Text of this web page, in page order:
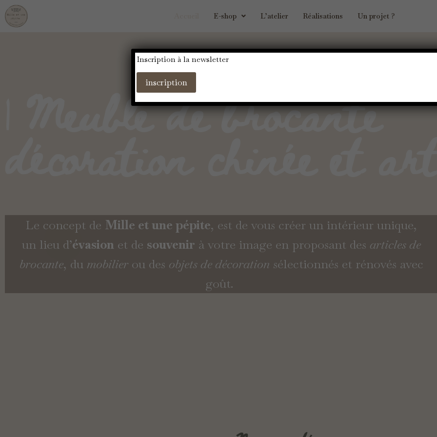
E-shop L’atelier Réalisations Un projet ?
| Meuble de brocante
Le concept de Mille et une pépite, est de vous créer un intérieur unique,
un lieu d’évasionet de souvenir à votre image en proposant des articles de
brocante, du mobilierou des objets de décoration sélectionnés et rénovés avec
goût.
Inscription à la newsletter
inscription